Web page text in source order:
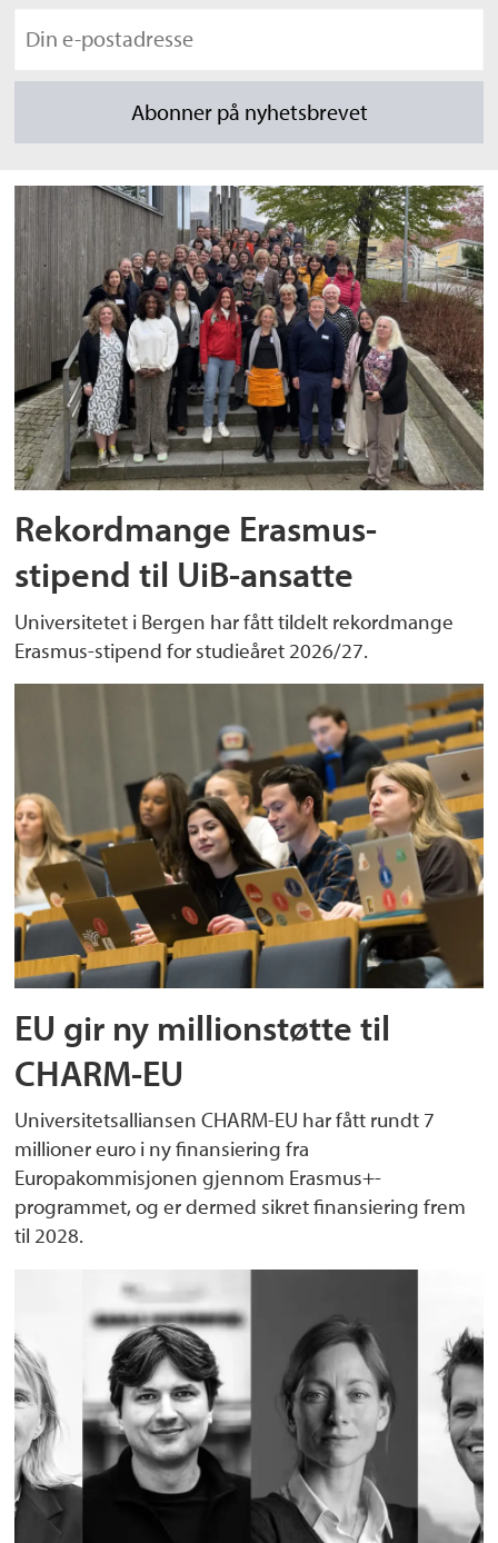
Rekordmange Erasmus-
stipend til UiB-ansatte
Universitetet i Bergen har fått tildelt rekordmange
Erasmus-stipend for studieåret 2026/27.
EU gir ny millionstøtte til
CHARM-EU
Universitetsalliansen CHARM-EU har fått rundt 7
millioner euro i ny finansiering fra
Europakommisjonen gjennom Erasmus+-
programmet, og er dermed sikret finansiering frem
til 2028.